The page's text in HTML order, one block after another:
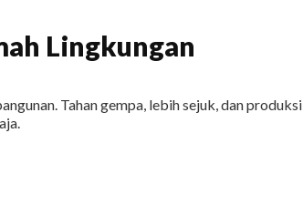
Lingkungan
Tahan gempa, lebih sejuk, dan produksi